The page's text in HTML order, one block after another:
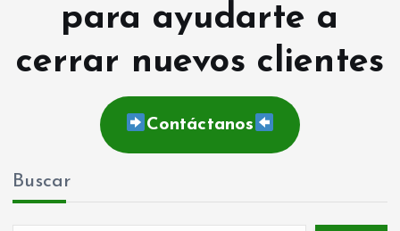
para ayudarte a
cerrar nuevos clientes
Contáctanos
Buscar